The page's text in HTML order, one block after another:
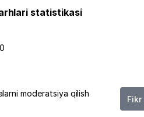
statistikasi
0
moderatsiya qilish